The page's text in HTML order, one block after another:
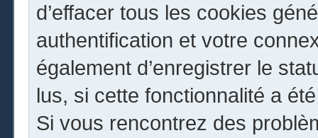
d’effacer tous les cookies
authentification et votre
également d’enregistrer le
lus, si cette fonctionnalité a
Si vous rencontrez des